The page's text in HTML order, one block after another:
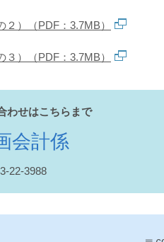
）（PDF：3.7MB）
）（PDF：3.7MB）
わせはこちらまで
会計係
22-3988